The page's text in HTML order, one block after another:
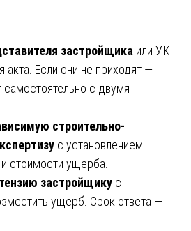
застройщика или УК
акта. Если они не приходят —
самостоятельно с двумя
строительно-
с установлением
стоимости ущерба.
застройщику с
ущерб. Срок ответа —